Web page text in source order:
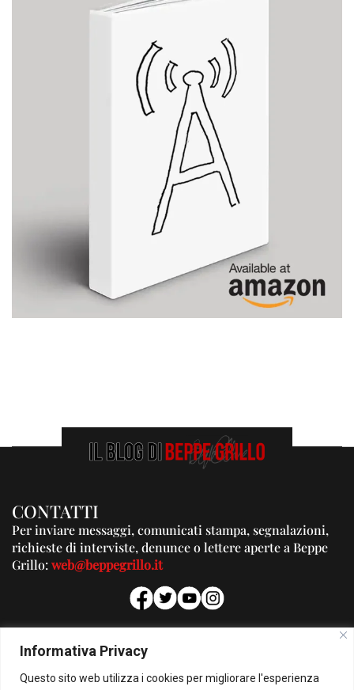
Informativa Privacy
Questo sito web utilizza i cookies per migliorare l'esperienza
CONTATTI
Per inviare messaggi, comunicati stampa, segnalazioni,
richieste di interviste, denunce o lettere aperte a Beppe
Grillo:web@beppegrillo.it
PUBBLICITA'
Per la tua pubblicità su questo Blog:
pubblicita@beppegrillo.it